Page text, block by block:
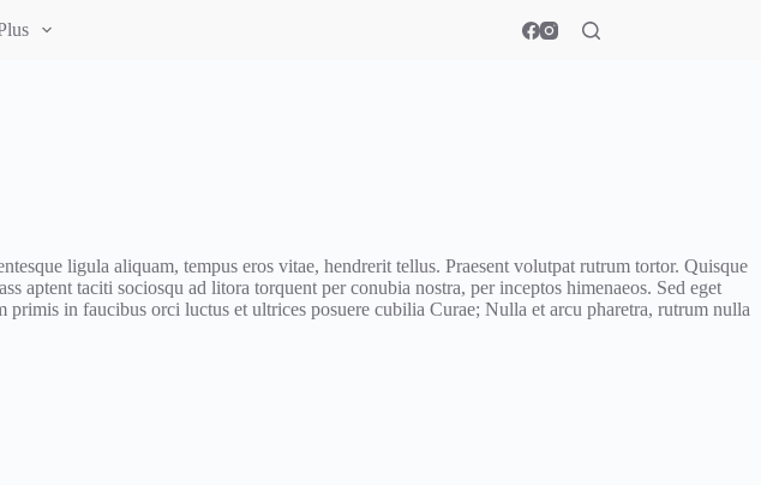
ligula aliquam, tempus eros vitae, hendrerit tellus. Praesent volutpat rutrum tortor. Quisque
aptent taciti sociosqu ad litora torquent per conubia nostra, per inceptos himenaeos. Sed eget
in faucibus orci luctus et ultrices posuere cubilia Curae; Nulla et arcu pharetra, rutrum nulla